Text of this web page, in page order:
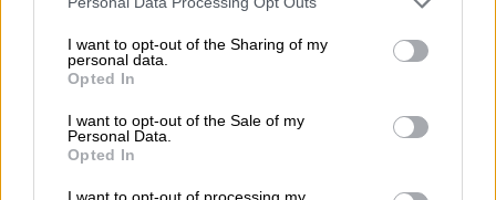
I want to opt-out of the Sharing of my
personal data.
Opted In
I want to opt-out of the Sale of my
Personal Data.
Opted In
I want to opt-out of processing my
infinitas, por eso en distintos puntos del mundo
están apareciendo las mismas ”, ha explicado el
investigador del CSIC,
en
unas declaraciones realizadas al periódico
Eldiario.es.
“ Hay muy pocas opciones y,
conforme se fijan y vuelven dominantes, las
posibilidades de mejora se restrigen